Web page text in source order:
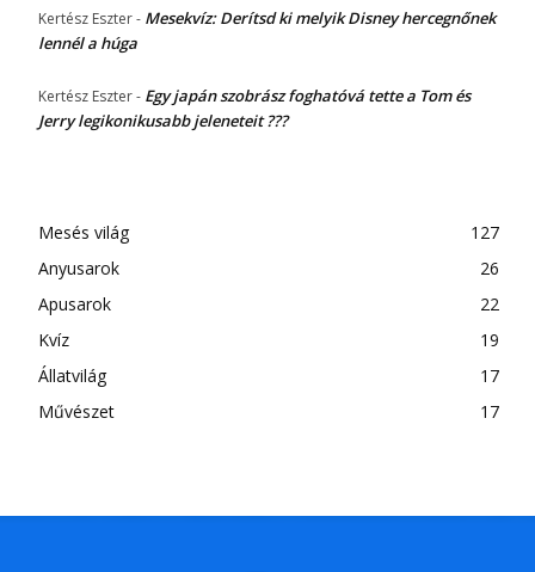
Kertész Eszter- Mesekvíz: Derítsd ki melyik Disney hercegnőnek
lennél a húga
Kertész Eszter- Egy japán szobrász foghatóvá tette a Tom és
Jerry legikonikusabb jeleneteit ???
Mesés világ
127
Anyusarok
26
Apusarok
22
Kvíz
19
Állatvilág
17
Művészet
17